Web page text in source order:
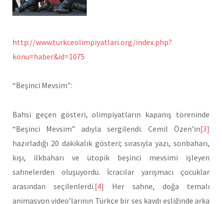
http://www.turkceolimpiyatlari.org/index.php?
konu=haber&id=1075
“Beşinci Mevsim”:
Bahsi geçen gösteri, olimpiyatların kapanış töreninde
“Beşinci Mevsim” adıyla sergilendi. Cemil Özen’in[3]
hazırladığı 20 dakikalık gösteri; sırasıyla yazı, sonbaharı,
kışı, ilkbaharı ve ütopik beşinci mevsimi işleyen
sahnelerden oluşuyordu. İcracılar yarışmacı çocuklar
arasından seçilenlerdi.[4] Her sahne, doğa temalı
animasyon video’larının Türkçe bir ses kaydı eşliğinde arka